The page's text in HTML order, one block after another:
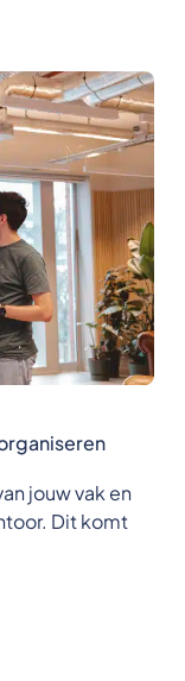
jouw vak en
Dit komt